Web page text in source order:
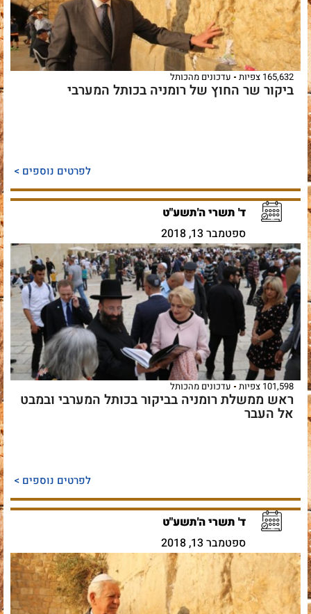
165,632 צפיות עדכונים מהכותל
ביקור שר החוץ של רומניה בכותל המערבי
לפרטים נוספים >
ד' תשרי ה'תשע"ט
ספטמבר 13, 2018
101,598 צפיות עדכונים מהכותל
ראש ממשלת רומניה בביקור בכותל המערבי ובמבט
אל העבר
לפרטים נוספים >
ד' תשרי ה'תשע"ט
ספטמבר 13, 2018